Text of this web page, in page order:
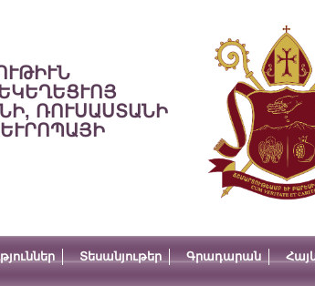
ՌՈՒՍԱՍՏԱՆԻ
Տեսանյութեր Գրադարան